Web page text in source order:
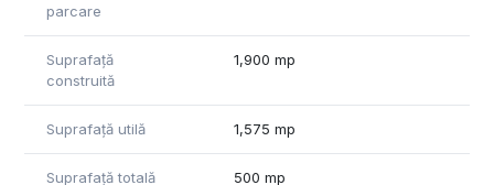
parcare
Suprafață
construită
1,900 mp
Suprafață utilă 1,575 mp
Suprafață totală
500 mp